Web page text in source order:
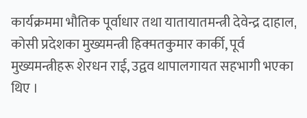
कार्यक्रममा भौतिक पूर्वाधार तथा यातायातमन्त्री देवेन्द्र दाहाल,
कोसी प्रदेशका मुख्यमन्त्री हिक्मतकुमार कार्की, पूर्व
मुख्यमन्त्रीहरू शेरधन राई, उद्वव थापालगायत सहभागी भएका
थिए ।